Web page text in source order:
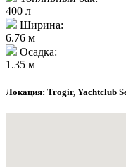
400 л
Ширина:
6.76 м
Осадка:
1.35 м
Локация: Trogir, Yachtclub